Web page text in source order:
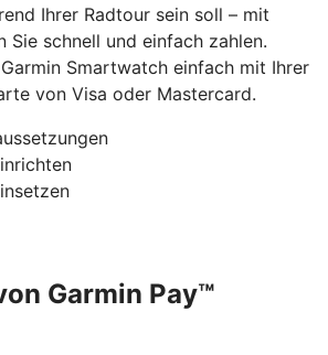
Ihrer Radtour sein soll – mit
Sie schnell und einfach zahlen.
Smartwatch einfach mit Ihrer
von Visa oder Mastercard.
Garmin Pay™